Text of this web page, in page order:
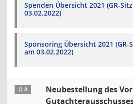
Spenden Übersicht 2021 (GR-
03.02.2022)
Sponsoring Übersicht 2021 (GR-
am 03.02.2022)
Ö 8
Neubestellung des